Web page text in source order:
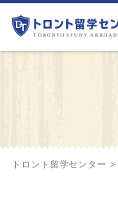
トロント留学センター >